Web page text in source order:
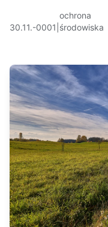
30.11.-0001
ochrona
środowiska